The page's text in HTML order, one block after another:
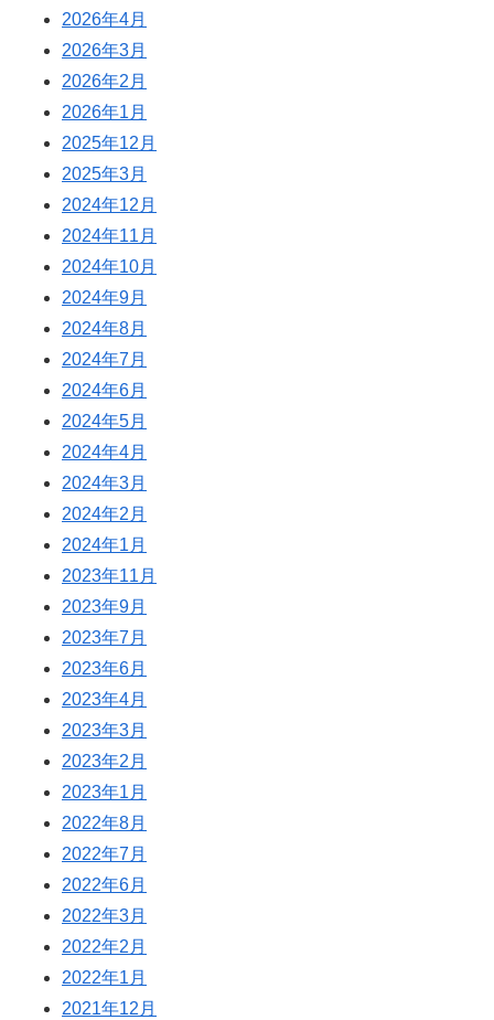
2026年4月
2026年3月
2026年2月
2026年1月
2025年12月
2025年3月
2024年12月
2024年11月
2024年10月
2024年9月
2024年8月
2024年7月
2024年6月
2024年5月
2024年4月
2024年3月
2024年2月
2024年1月
2023年11月
2023年9月
2023年7月
2023年6月
2023年4月
2023年3月
2023年2月
2023年1月
2022年8月
2022年7月
2022年6月
2022年3月
2022年2月
2022年1月
2021年12月